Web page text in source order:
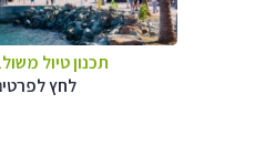
תכנון טיול
לחץ